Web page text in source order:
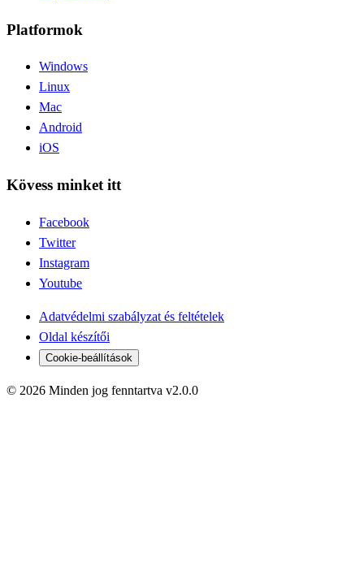
Platformok
Windows
Linux
Mac
Android
iOS
Kövess minket itt
Facebook
Twitter
Instagram
Youtube
Adatvédelmi szabályzat és feltételek
Oldal készítői
Cookie-beállítások
© 2026 Minden jog fenntartva v2.0.0